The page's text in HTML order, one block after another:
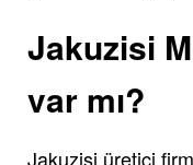
Jakuzisi
var mı?
Jakuzisi üretici